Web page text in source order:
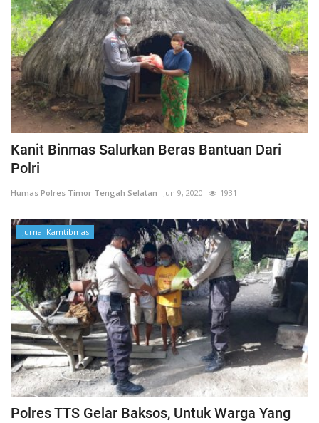
Kanit Binmas Salurkan Beras Bantuan Dari
Polri
Humas Polres Timor Tengah Selatan Jun 9, 2020 1931
Jurnal Kamtibmas
Polres TTS Gelar Baksos, Untuk Warga Yang